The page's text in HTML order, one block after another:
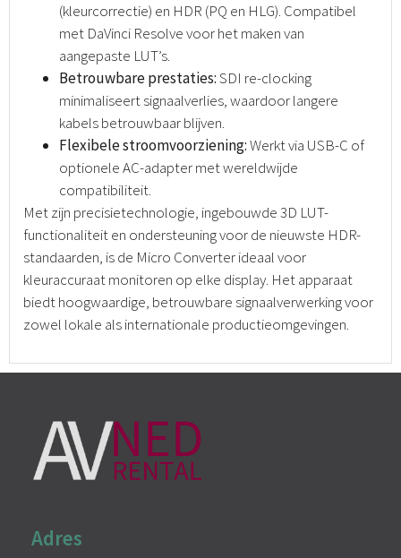
(kleurcorrectie) en HDR (PQ en HLG). Compatibel
met DaVinci Resolve voor het maken van
aangepaste LUT’s.
Betrouwbare prestaties:SDI re-clocking
minimaliseert signaalverlies, waardoor langere
kabels betrouwbaar blijven.
Flexibele stroomvoorziening:Werkt via USB-C of
optionele AC-adapter met wereldwijde
compatibiliteit.
Met zijn precisietechnologie, ingebouwde 3D LUT-
functionaliteit en ondersteuning voor de nieuwste HDR-
standaarden, is de Micro Converter ideaal voor
kleuraccuraat monitoren op elke display. Het apparaat
biedt hoogwaardige, betrouwbare signaalverwerking voor
zowel lokale als internationale productieomgevingen.
Adres